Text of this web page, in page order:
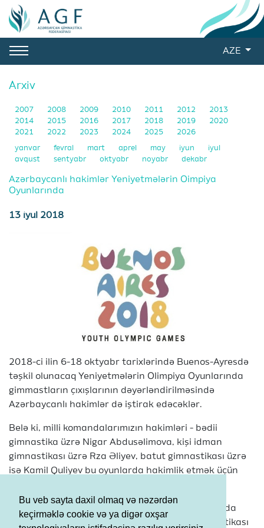
Bu veb sayta daxil olmaq və nəzərdən
keçirməklə cookie və ya digər oxşar
AZE
Arxiv
2007 2008 2009 2010 2011 2012
2013
2014
2015 2016 2017 2018 2019
2020
2021
2022 2023 2024 2025 2026
yanvar fevral mart aprel may iyun
iyul
avqust
sentyabr oktyabr noyabr dekabr
Azərbaycanlı hakimlər Yeniyetmələrin Oimpiya
Oyunlarında
13 iyul 2018
2018-ci ilin 6-18 oktyabr tarixlərində Buenos-Ayresdə
təşkil olunacaq Yeniyetmələrin Olimpiya Oyunlarında
gimmastların çıxışlarının dəyərləndirilməsində
Azərbaycanlı hakimlər də iştirak edəcəklər.
Belə ki, milli komandalarımızın hakimləri - bədii
gimnastika üzrə Nigar Abdusəlimova, kişi idman
gimnastikası üzrə Rza Əliyev, batut gimnastikası üzrə
isə Kamil Quliyev bu oyunlarda hakimlik etmək üçün
Xatırladaq ki, Yeniyetmələrin Olimpiya Oyunlarında
həm bədii gimnastika, həm də kişi idman gimnastikası